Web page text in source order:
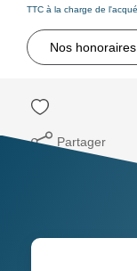
TTC à la charge de
Nos honoraires
Partager